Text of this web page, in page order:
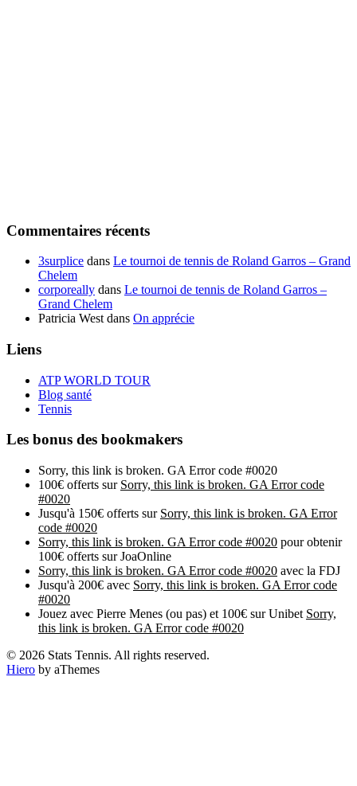
Commentaires récents
3surplice dans Le tournoi de tennis de Roland Garros – Grand
Chelem
corporeally dans Le tournoi de tennis de Roland Garros –
Grand Chelem
Patricia West dans On apprécie
Liens
ATP WORLD TOUR
Blog santé
Tennis
Les bonus des bookmakers
Sorry, this link is broken. GA Error code #0020
100€ offerts sur Sorry, this link is broken. GA Error code
#0020
Jusqu'à 150€ offerts sur Sorry, this link is broken. GA Error
code #0020
Sorry, this link is broken. GA Error code #0020 pour obtenir
100€ offerts sur JoaOnline
Sorry, this link is broken. GA Error code #0020 avec la FDJ
Jusqu'à 200€ avec Sorry, this link is broken. GA Error code
#0020
Jouez avec Pierre Menes (ou pas) et 100€ sur Unibet Sorry,
this link is broken. GA Error code #0020
© 2026 Stats Tennis. All rights reserved.
Hiero by aThemes